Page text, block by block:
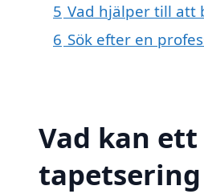
5 Vad hjälper till att
6 Sök efter en
Vad kan